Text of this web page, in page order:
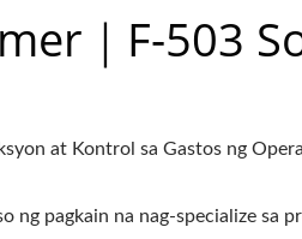
｜F-503
at Kontrol sa Gastos ng
ng pagkain na nag-specialize